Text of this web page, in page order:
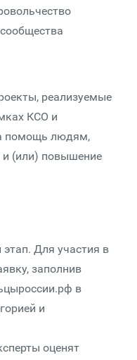
реализуемые
КСО и
помощь людям,
(или) повышение
Для участия в
заполнив
в
и
оценят